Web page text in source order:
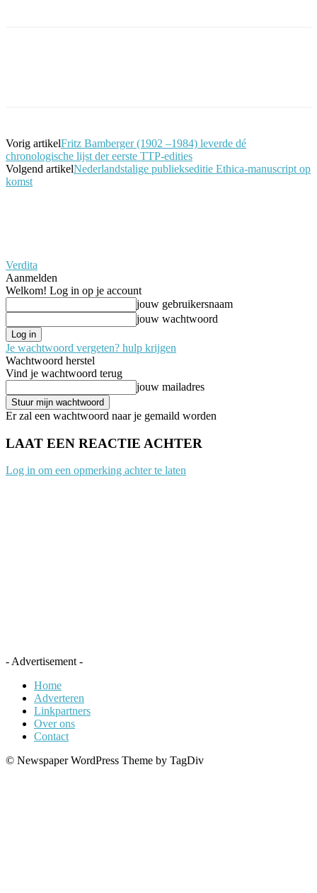
Vorig artikelFritz Bamberger (1902 –1984) leverde dé
chronologische lijst der eerste TTP-edities
Volgend artikelNederlandstalige publiekseditie Ethica-manuscript op
komst
Verdita
Aanmelden
Welkom! Log in op je account
jouw gebruikersnaam
jouw wachtwoord
Je wachtwoord vergeten? hulp krijgen
Wachtwoord herstel
Vind je wachtwoord terug
jouw mailadres
Er zal een wachtwoord naar je gemaild worden
LAAT EEN REACTIE ACHTER
Log in om een opmerking achter te laten
- Advertisement -
Home
Adverteren
Linkpartners
Over ons
Contact
© Newspaper WordPress Theme by TagDiv